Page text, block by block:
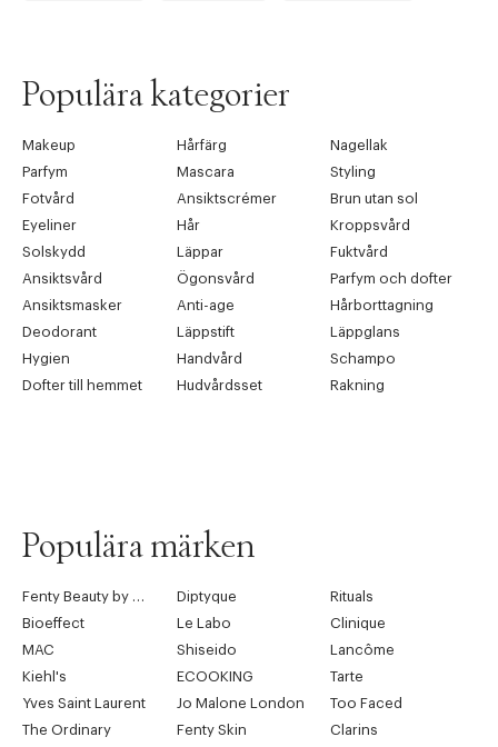
Populära kategorier
Makeup Hårfärg
Nagellak
Parfym
Mascara
Styling
Fotvård
Ansiktscrémer
Brun utan sol
Eyeliner
Hår
Kroppsvård
Solskydd
Läppar
Fuktvård
Ansiktsvård
Ögonsvård
Parfym och dofter
Ansiktsmasker
Anti-age
Hårborttagning
Deodorant
Läppstift
Läppglans
Hygien
Handvård
Schampo
Dofter till hemmet
Hudvårdsset Rakning
Populära märken
Diptyque
Rituals
Bioeffect
Le Labo
Clinique
MAC
Shiseido
Lancôme
Kiehl's
ECOOKING
Tarte
Yves Saint Laurent
Jo Malone London
Too Faced
The Ordinary
Fenty Skin
Clarins